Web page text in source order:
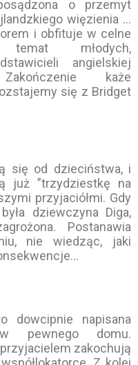
o przemyt
więzienia …
i obfituje w celne
młodych,
angielskiej
każe
się z Bridget
się od dzieciństwa, i
już ”trzydziestkę na
przyjaciółmi. Gdy
dziewczyna Diga,
Postanawia
nie wiedząc, jaki
dowcipnie napisana
pewnego domu.
zakochują